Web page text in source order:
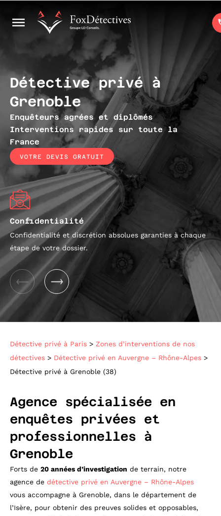
Détective privé à
Grenoble
Enquêteurs agrées et diplômés
Interventions rapides sur toute la
France
VOTRE DEVIS GRATUIT
Confidentialité
Confidentialité et discrétion absolues garanties à chaque
étape de votre dossier.
Détective privé à Paris > Zones d’interventions de nos
détectives > Détective privé en Auvergne – Rhône-Alpes >
Détective privé à Grenoble (38)
Agence spécialisée en
enquêtes privées et
professionnelles à
Grenoble
Forts de 20 années d’investigation de terrain, notre
agence de détective privé en Auvergne – Rhône-Alpes
vous accompagne à Grenoble, dans le département de
l’Isère, pour obtenir des preuves solides et opposables,